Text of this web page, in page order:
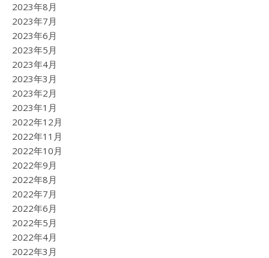
2023年8月
2023年7月
2023年6月
2023年5月
2023年4月
2023年3月
2023年2月
2023年1月
2022年12月
2022年11月
2022年10月
2022年9月
2022年8月
2022年7月
2022年6月
2022年5月
2022年4月
2022年3月